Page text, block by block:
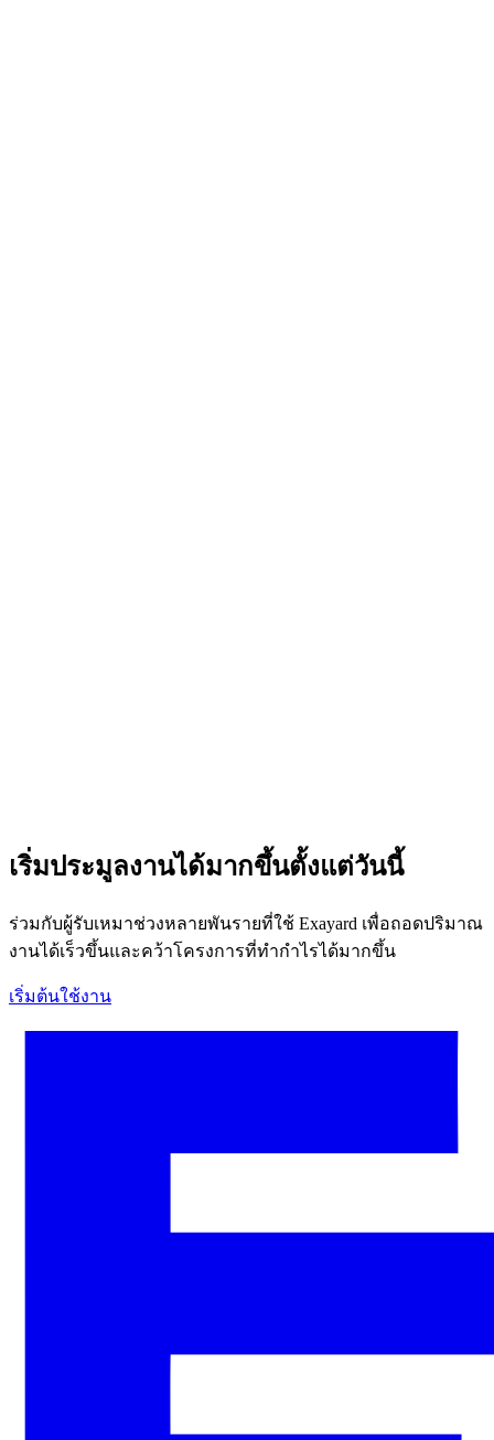
เริ่มประมูลงานได้มากขึ้นตั้งแต่วันนี้
ร่วมกับผู้รับเหมาช่วงหลายพันรายที่ใช้ Exayard เพื่อถอดปริมาณ
งานได้เร็วขึ้นและคว้าโครงการที่ทำกำไรได้มากขึ้น
เริ่มต้นใช้งาน